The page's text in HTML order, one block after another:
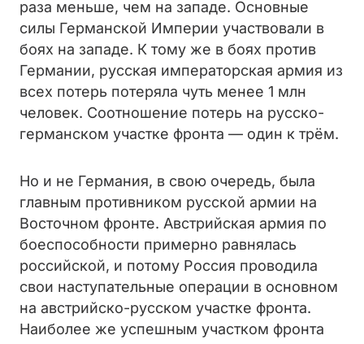
раза меньше, чем на западе. Основные
силы Германской Империи участвовали в
боях на западе. К тому же в боях против
Германии, русская императорская армия из
всех потерь потеряла чуть менее 1 млн
человек. Соотношение потерь на русско-
германском участке фронта — один к трём.
Но и не Германия, в свою очередь, была
главным противником русской армии на
Восточном фронте. Австрийская армия по
боеспособности примерно равнялась
российской, и потому Россия проводила
свои наступательные операции в основном
на австрийско-русском участке фронта.
Наиболее же успешным участком фронта